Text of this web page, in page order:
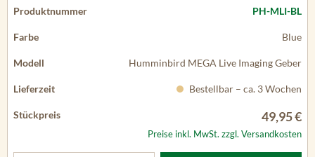
PH-MLI-BL
Blue
Humminbird MEGA Live Imaging Geber
Bestellbar – ca. 3 Wochen
49,95 €
Preise inkl. MwSt. zzgl. Versandkosten